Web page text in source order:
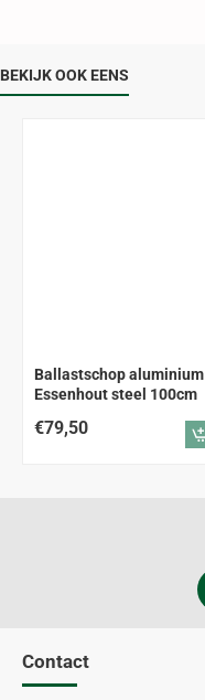
BEKIJK OOK EENS
ALLEEN AFHALEN
Ballastschop aluminium
Essenhout steel 100cm
€79,50
Contact